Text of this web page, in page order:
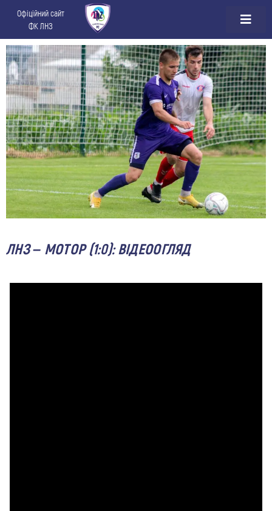
Офіційний сайт
ФК ЛНЗ
ЛНЗ – МОТОР (1:0): ВІДЕООГЛЯД